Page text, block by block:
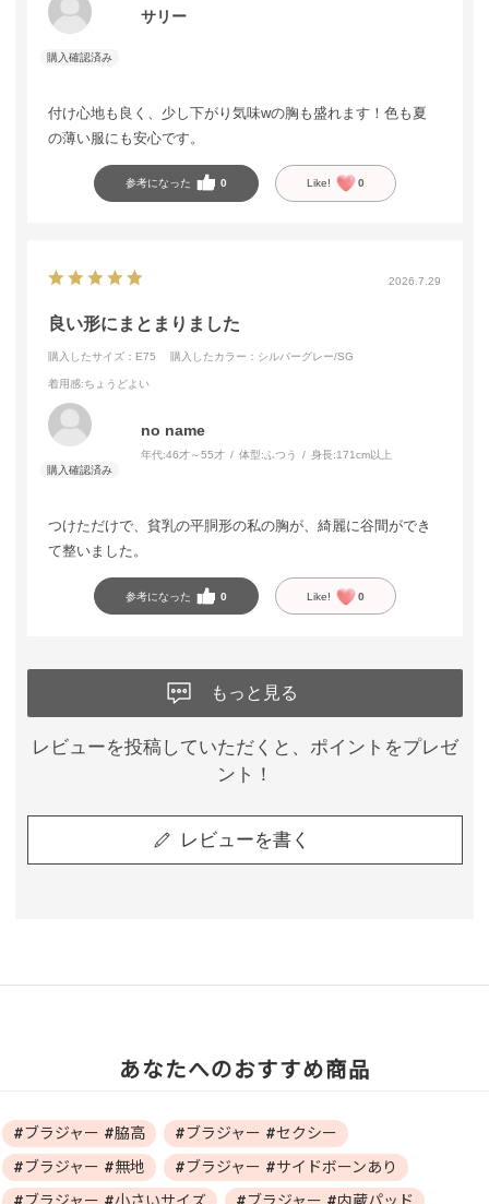
サリー
付け心地も良く、少し下がり気味wの胸も盛れます！色も夏
の薄い服にも安心です。
参考になった 0 Like! 0
2026.7.29
良い形にまとまりました
購入したサイズ：E75 購入したカラー：シルバーグレー/SG
着用感:ちょうどよい
no name
年代:46才～55才 体型: ふつう 身長:171cm以上
つけただけで、貧乳の平胴形の私の胸が、綺麗に谷間ができ
て整いました。
参考になった 0 Like! 0
もっと見る
レビューを投稿していただくと、ポイントをプレゼ
ント！
レビューを書く
あなたへのおすすめ商品
#ブラジャー #脇高
#ブラジャー #セクシー
#ブラジャー #無地
#ブラジャー #サイドボーンあり